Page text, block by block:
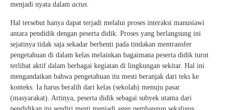
menjadi nyata dalam actus.
Hal tersebut hanya dapat terjadi melalui proses interaksi manusiawi
antara pendidik dengan peserta didik. Proses yang berlangsung ini
sejatinya tidak saja sekadar berhenti pada tindakan mentransfer
pengetahuan di dalam kelas melainkan bagaimana peserta didik turut
terlibat aktif dalam berbagai kegiatan di lingkungan sekitar. Hal ini
mengandaikan bahwa pengetahuan itu mesti beranjak dari teks ke
konteks. Ia harus beralih dari kelas (sekolah) menuju pasar
(masyarakat). Artinya, peserta didik sebagai subyek utama dari